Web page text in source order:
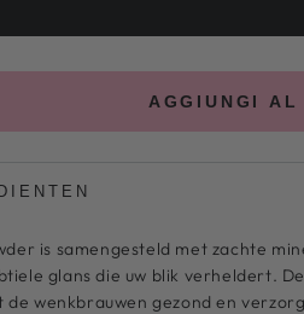
disponibile
AGGIUNGI AL
is samengesteld met zachte
glans die uw blik verheldert.
de wenkbrauwen gezond en